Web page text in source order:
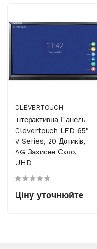
CLEVERTOUCH
Інтерактивна Панель
Clevertouch LED 65"
V Series, 20 Дотиків,
AG Захисне Скло,
UHD
Ціну уточнюйте